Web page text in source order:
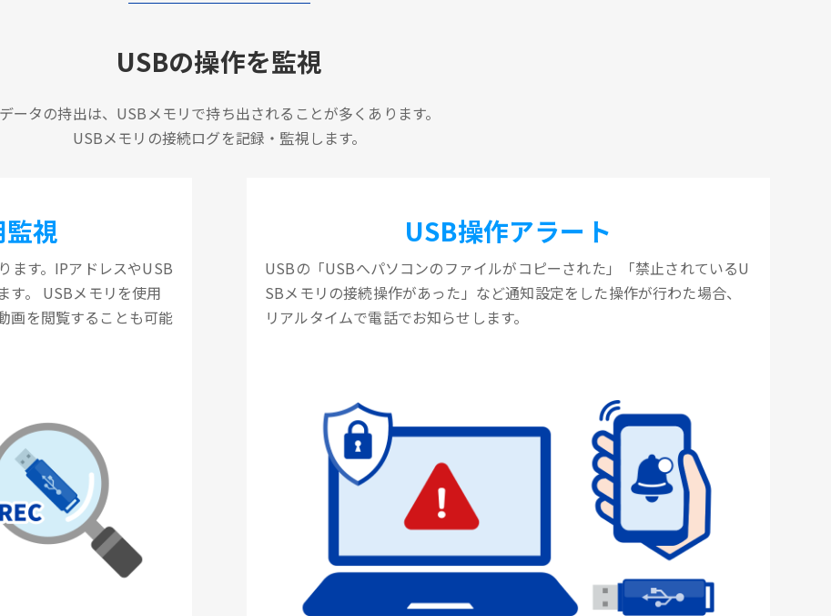
USBの操作を監視
データの持出は、USBメモリで持ち出されることが多くあります。
USBメモリの接続ログを記録・監視します。
視
ます。IPアドレスやUSB
す。 USBメモリを使用
画を閲覧することも可能
USB操作アラート
USBの「USBへパソコンのファイルがコピーされた」「禁止されているU
SBメモリの接続操作があった」など通知設定をした操作が行わた場合、
リアルタイムで電話でお知らせします。